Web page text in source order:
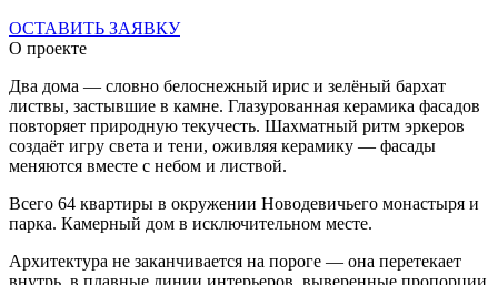
ОСТАВИТЬ ЗАЯВКУ
О проекте
Два дома — словно белоснежный ирис и зелёный бархат
листвы, застывшие в камне. Глазурованная керамика фасадов
повторяет природную текучесть. Шахматный ритм эркеров
создаёт игру света и тени, оживляя керамику — фасады
меняются вместе с небом и листвой.
Всего 64 квартиры в окружении Новодевичьего монастыря и
парка. Камерный дом в исключительном месте.
Архитектура не заканчивается на пороге — она перетекает